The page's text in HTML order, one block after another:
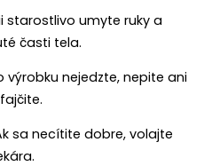
starostlivo umyte ruky a
časti tela.
výrobku nejedzte, nepite ani
Ak sa necítite dobre, volajte